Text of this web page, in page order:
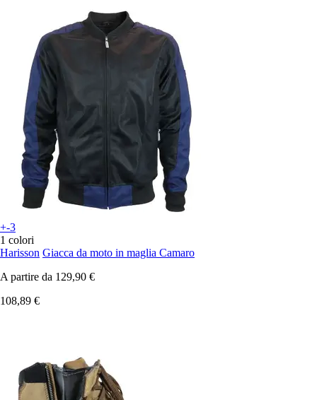
+-3
1 colori
Harisson Giacca da moto in maglia Camaro
A partire da 129,90 €
108,89 €